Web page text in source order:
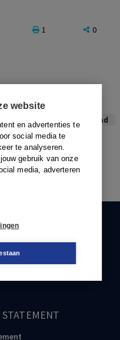
website
en advertenties te
social media te
te analyseren.
gebruik van onze
media, adverteren
1 0
Vancouver Leidraad
STATEMENT